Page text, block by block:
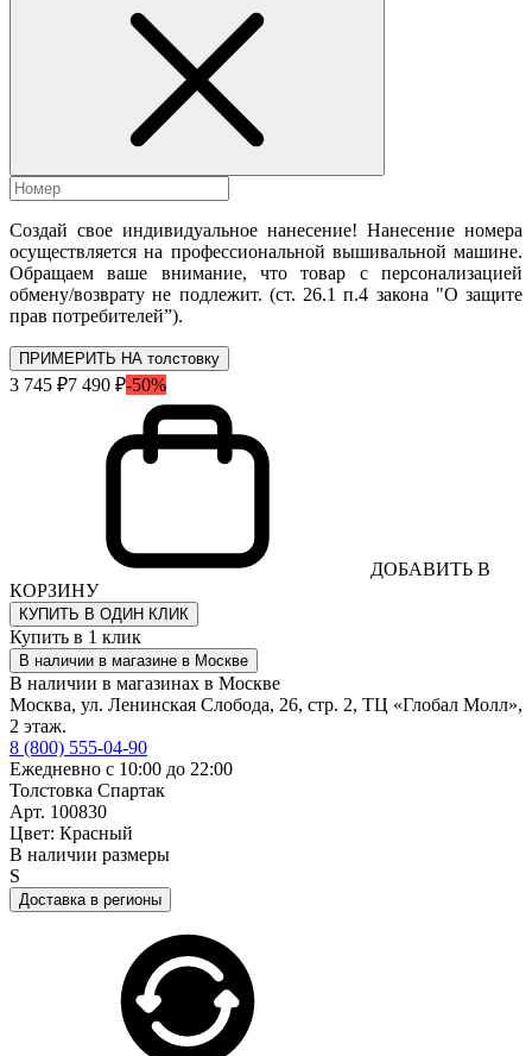
Создай свое индивидуальное нанесение! Нанесение номера
осуществляется на профессиональной вышивальной машине.
Обращаем ваше внимание, что товар с персонализацией
обмену/возврату не подлежит. (ст. 26.1 п.4 закона "О защите
прав потребителей”).
ПРИМЕРИТЬ НА толстовку
3 745 ₽7 490 ₽-50%
ДОБАВИТЬ В
КОРЗИНУ
КУПИТЬ В ОДИН КЛИК
Купить в 1 клик
В наличии в магазине в Москве
В наличии в магазинах в Москве
Москва, ул. Ленинская Слобода, 26, стр. 2, ТЦ «Глобал Молл»,
2 этаж.
8 (800) 555-04-90
Ежедневно с 10:00 до 22:00
Толстовка Спартак
Арт. 100830
Цвет: Красный
В наличии размеры
S
Доставка в регионы